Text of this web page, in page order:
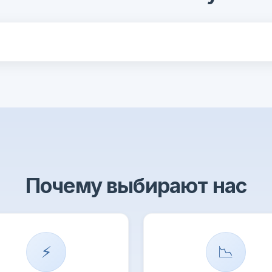
Почему выбирают нас
⚡ 📉